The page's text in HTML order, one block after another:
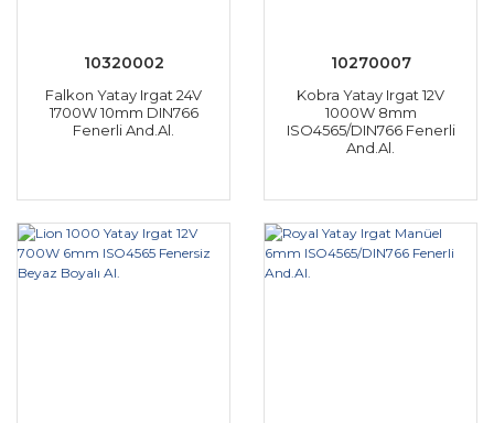
10320002
Falkon Yatay Irgat 24V
1700W 10mm DIN766
Fenerli And.Al.
10270007
Kobra Yatay Irgat 12V
1000W 8mm
ISO4565/DIN766 Fenerli
And.Al.